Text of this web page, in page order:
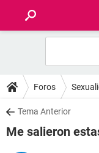
FOROS
SALUD
Foros
Tema Anterior
Me salieron